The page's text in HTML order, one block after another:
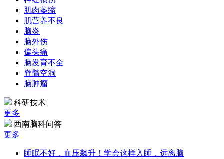
肌肉萎缩
肌营养不良
脑炎
脑外伤
偏头痛
脑发育不全
脊髓空洞
脑肿瘤
科研技术
更多
西南脑科问答
更多
睡眠不好，血压飙升！学会这样入睡，远离脑